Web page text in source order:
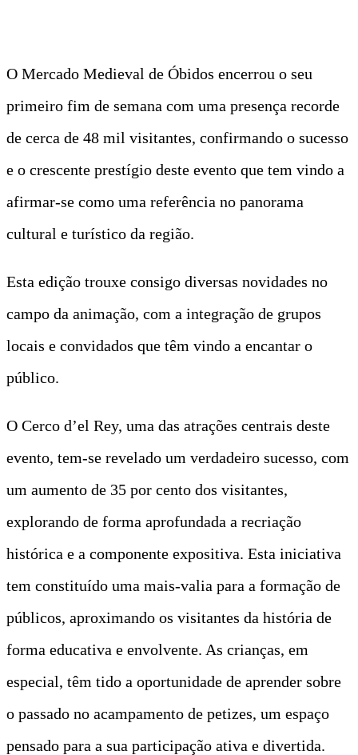
O Mercado Medieval de Óbidos encerrou o seu
primeiro fim de semana com uma presença recorde
de cerca de 48 mil visitantes, confirmando o sucesso
e o crescente prestígio deste evento que tem vindo a
afirmar-se como uma referência no panorama
cultural e turístico da região.
Esta edição trouxe consigo diversas novidades no
campo da animação, com a integração de grupos
locais e convidados que têm vindo a encantar o
público.
O Cerco d’el Rey, uma das atrações centrais deste
evento, tem-se revelado um verdadeiro sucesso, com
um aumento de 35 por cento dos visitantes,
explorando de forma aprofundada a recriação
histórica e a componente expositiva. Esta iniciativa
tem constituído uma mais-valia para a formação de
públicos, aproximando os visitantes da história de
forma educativa e envolvente. As crianças, em
especial, têm tido a oportunidade de aprender sobre
o passado no acampamento de petizes, um espaço
pensado para a sua participação ativa e divertida.